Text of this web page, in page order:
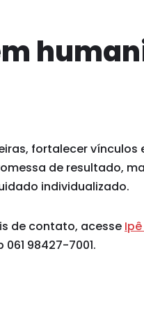
fortalecer vínculos
de resultado,
individualizado.
de contato, acesse
98427-7001.